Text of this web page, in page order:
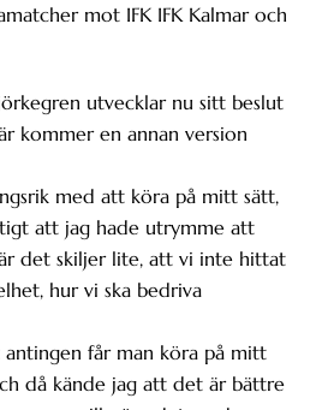
mot IFK IFK Kalmar och
utvecklar nu sitt beslut
kommer en annan version
med att köra på mitt sätt,
att jag hade utrymme att
det skiljer lite, att vi inte hittat
hur vi ska bedriva
får man köra på mitt
då kände jag att det är bättre